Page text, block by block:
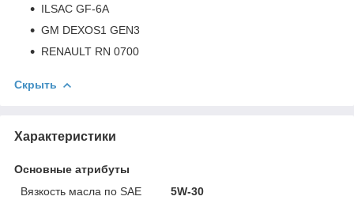
ILSAC GF-6A
GM DEXOS1 GEN3
RENAULT RN 0700
Скрыть
Характеристики
Основные атрибуты
Вязкость масла по SAE
5W-30